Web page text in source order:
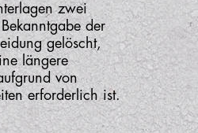
zwei
der
gelöscht,
längere
von
erforderlich ist.